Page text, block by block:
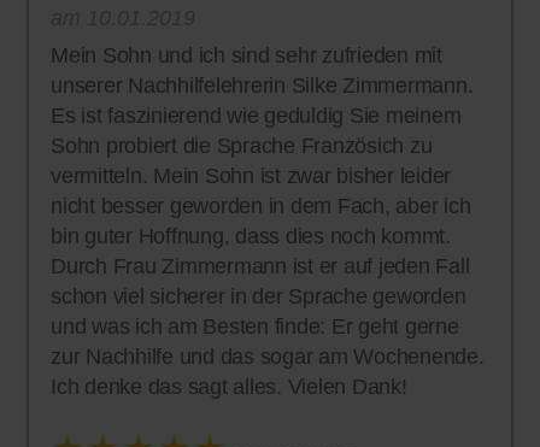
Mein Sohn und ich sind sehr zufrieden mit
unserer Nachhilfelehrerin Silke Zimmermann.
Es ist faszinierend wie geduldig Sie meinem
Sohn probiert die Sprache Französich zu
vermitteln. Mein Sohn ist zwar bisher leider
nicht besser geworden in dem Fach, aber ich
bin guter Hoffnung, dass dies noch kommt.
Durch Frau Zimmermann ist er auf jeden Fall
schon viel sicherer in der Sprache geworden
und was ich am Besten finde: Er geht gerne
zur Nachhilfe und das sogar am Wochenende.
Ich denke das sagt alles. Vielen Dank!